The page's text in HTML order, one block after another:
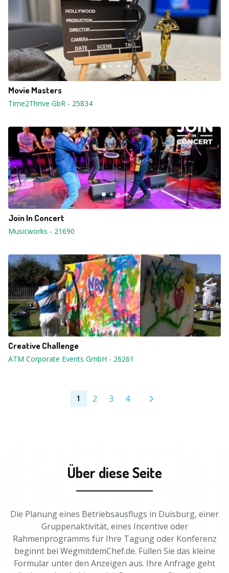
Movie Masters
Time2Thrive GbR - 25834
Join In Concert
Musicworks - 21690
Creative Challenge
ATM Corporate Events GmbH - 26261
1 2 3 4
Über diese Seite
Die Planung eines Betriebsausflugs in Duisburg, einer
Gruppenaktivität, eines Incentive oder
Rahmenprogramms für Ihre Tagung oder Konferenz
beginnt bei WegmitdemChef.de. Füllen Sie das kleine
Formular unter den Anzeigen aus. Ihre Anfrage geht